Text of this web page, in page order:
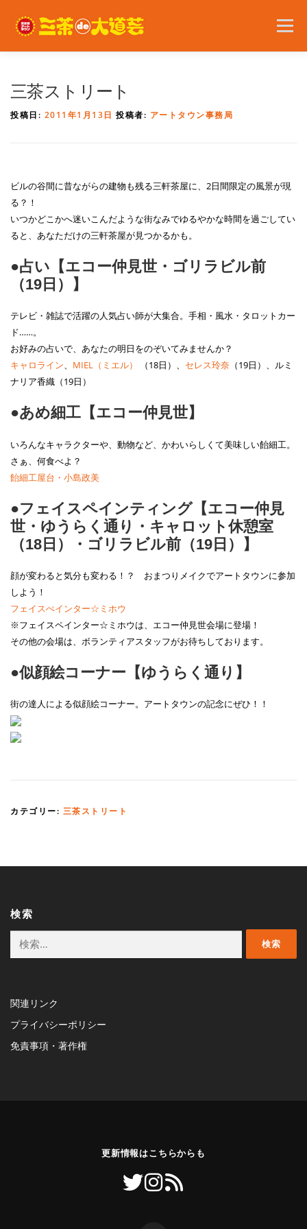
メニュー
三茶ストリート
投稿日: 2011年1月13日 投稿者: アートタウン事務局
ビルの谷間に昔ながらの建物も残る三軒茶屋に、2日間限定の風景が現
る？！
いつかどこかへ迷いこんだような街なみでゆるやかな時間を過ごしてい
ると、あなただけの三軒茶屋が見つかるかも。
●占い【エコー仲見世・ゴリラビル前
（19日）】
テレビ・雑誌で活躍の人気占い師が大集合。手相・風水・タロットカー
ド……。
お好みの占いで、あなたの明日をのぞいてみませんか？
キャロライン、 MIEL（ミエル） （18日）、 セレス玲奈 （19日）、ルミ
ナリア香織（19日）
●あめ細工【エコー仲見世】
いろんなキャラクターや、動物など、かわいらしくて美味しい飴細工。
さぁ、何食べよ？
飴細工屋台・小島政美
●フェイスペインティング【エコー仲見
世・ゆうらく通り・キャロット休憩室
（18日）・ゴリラビル前（19日）】
顔が変わると気分も変わる！？ おまつりメイクでアートタウンに参加
しよう！
フェイスぺインター☆ミホウ
※フェイスペインター☆ミホウは、エコー仲見世会場に登場！
その他の会場は、ボランティアスタッフがお待ちしております。
●似顔絵コーナー【ゆうらく通り】
街の達人による似顔絵コーナー。アートタウンの記念にぜひ！！
カテゴリー: 三茶ストリート
検索
索:
関連リンク
プライバシーポリシー
免責事項・著作権
更新情報はこちらからも